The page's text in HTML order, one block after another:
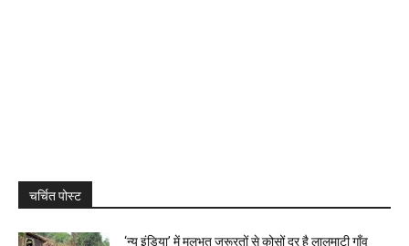
चर्चित पोस्ट
‘न्यू इंडिया’ में मूलभूत जरूरतों से कोसों दूर है लालमाटी गाँव